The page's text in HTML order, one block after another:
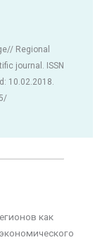
Regional
journal. ISSN
10.02.2018.
как